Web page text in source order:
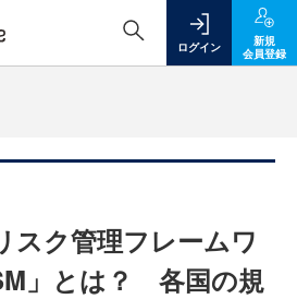
ログイン
新規
会員登録
スク管理フレームワ
」とは？ 各国の規